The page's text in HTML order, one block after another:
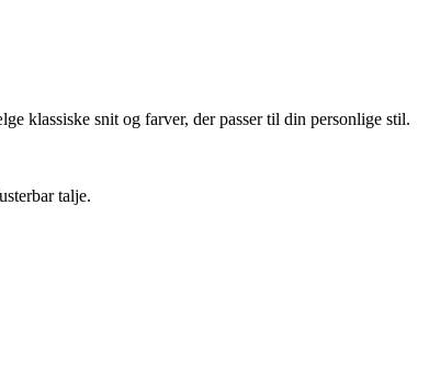
klassiske snit og farver, der passer til din personlige stil.
talje.